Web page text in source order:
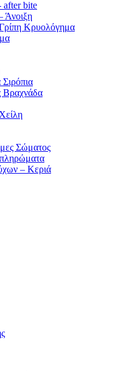
after bite
Άνοιξη
Κρυολόγημα
Βραχνάδα
Σώματος
– Κεριά